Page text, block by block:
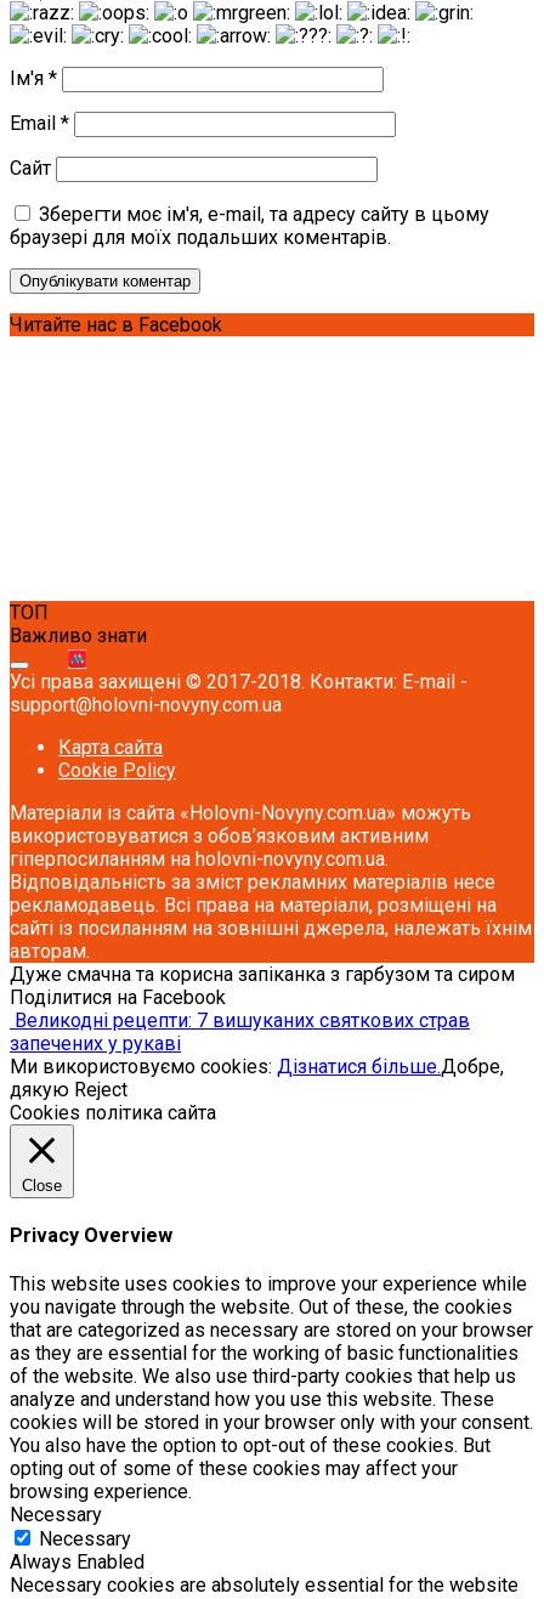
Ім'я *
Email *
Сайт
Зберегти моє ім'я, e-mail, та адресу сайту в цьому
браузері для моїх подальших коментарів.
Читайте нас в Facebook
ТОП
Важливо знати
Усі права захищені © 2017-2018. Контакти: E-mail -
support@holovni-novyny.com.ua
Карта сайта
Cookie Policy
Матеріали із сайта «Holovni-Novyny.com.ua» можуть
використовуватися з обов’язковим активним
гіперпосиланням на holovni-novyny.com.ua.
Відповідальність за зміст рекламних матеріалів несе
рекламодавець. Всі права на матеріали, розміщені на
сайті із посиланням на зовнішні джерела, належать їхнім
авторам.
Дуже смачна та корисна запіканка з гарбузом та сиром
Поділитися на Facebook
Великодні рецепти: 7 вишуканих святкових страв
запечених у рукаві
Ми використовуємо cookies: Дізнатися більше.Добре,
дякую Reject
Cookies політика сайта
Close
Privacy Overview
This website uses cookies to improve your experience while
you navigate through the website. Out of these, the cookies
that are categorized as necessary are stored on your browser
as they are essential for the working of basic functionalities
of the website. We also use third-party cookies that help us
analyze and understand how you use this website. These
cookies will be stored in your browser only with your consent.
You also have the option to opt-out of these cookies. But
opting out of some of these cookies may affect your
browsing experience.
Necessary
Necessary
Always Enabled
Necessary cookies are absolutely essential for the website